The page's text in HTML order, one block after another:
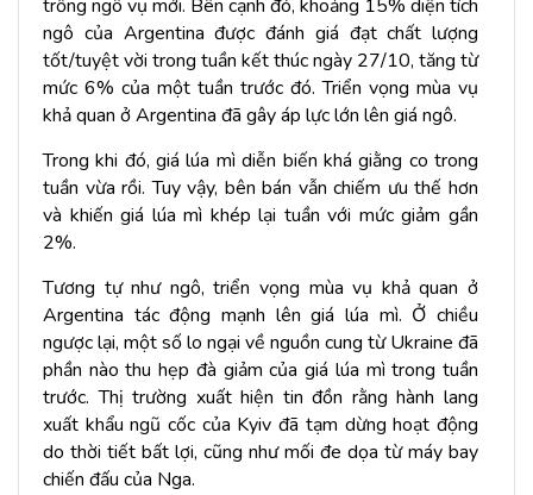
trồng ngô vụ mới. Bên cạnh đó, khoảng 15% diện tích
ngô của Argentina được đánh giá đạt chất lượng
tốt/tuyệt vời trong tuần kết thúc ngày 27/10, tăng từ
mức 6% của một tuần trước đó. Triển vọng mùa vụ
khả quan ở Argentina đã gây áp lực lớn lên giá ngô.
Trong khi đó, giá lúa mì diễn biến khá giằng co trong
tuần vừa rồi. Tuy vậy, bên bán vẫn chiếm ưu thế hơn
và khiến giá lúa mì khép lại tuần với mức giảm gần
2%.
Tương tự như ngô, triển vọng mùa vụ khả quan ở
Argentina tác động mạnh lên giá lúa mì. Ở chiều
ngược lại, một số lo ngại về nguồn cung từ Ukraine đã
phần nào thu hẹp đà giảm của giá lúa mì trong tuần
trước. Thị trường xuất hiện tin đồn rằng hành lang
xuất khẩu ngũ cốc của Kyiv đã tạm dừng hoạt động
do thời tiết bất lợi, cũng như mối đe dọa từ máy bay
chiến đấu của Nga.